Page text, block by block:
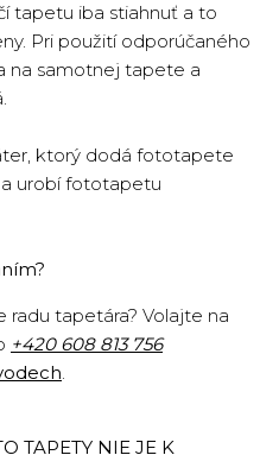
tapetu iba stiahnuť a to
Pri použití odporúčaného
na samotnej tapete a
ktorý dodá fototapete
urobí fototapetu
tapetára? Volajte na
+420 608 813 756
.
TAPETY NIE JE K